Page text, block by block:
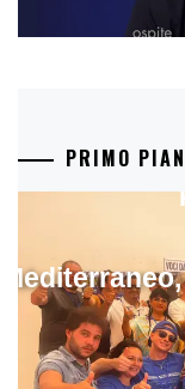
PRIMO